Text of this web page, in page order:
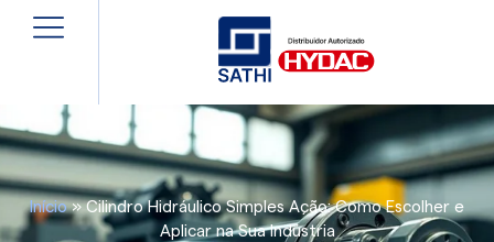
Início»Cilindro Hidráulico Simples Ação: Como Escolher e
Aplicar na Sua Indústria